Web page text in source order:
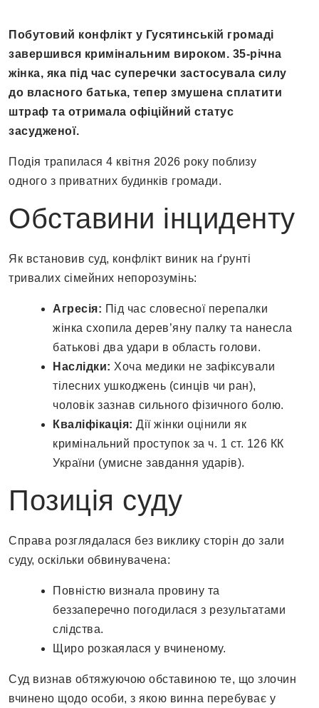
Побутовий конфлікт у Гусятинській громаді
завершився кримінальним вироком. 35-річна
жінка, яка під час суперечки застосувала силу
до власного батька, тепер змушена сплатити
штраф та отримала офіційний статус
засудженої.
Подія трапилася 4 квітня 2026 року поблизу
одного з приватних будинків громади.
Обставини інциденту
Як встановив суд, конфлікт виник на ґрунті
тривалих сімейних непорозумінь:
Агресія: Під час словесної перепалки
жінка схопила дерев’яну палку та нанесла
батькові два удари в область голови.
Наслідки: Хоча медики не зафіксували
тілесних ушкоджень (синців чи ран),
чоловік зазнав сильного фізичного болю.
Кваліфікація: Дії жінки оцінили як
кримінальний проступок за ч. 1 ст. 126 КК
України (умисне завдання ударів).
Позиція суду
Справа розглядалася без виклику сторін до зали
суду, оскільки обвинувачена:
Повністю визнала провину та
беззаперечно погодилася з результатами
слідства.
Щиро розкаялася у вчиненому.
Суд визнав обтяжуючою обставиною те, що злочин
вчинено щодо особи, з якою винна перебуває у